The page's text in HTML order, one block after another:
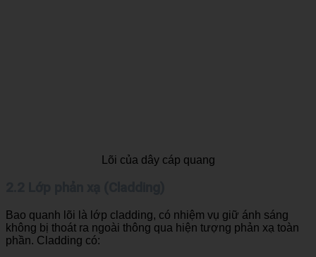
Lõi của dây cáp quang
Bao quanh lõi là lớp cladding, có nhiệm vụ giữ ánh sáng
không bị thoát ra ngoài thông qua hiện tượng phản xạ toàn
phần. Cladding có: